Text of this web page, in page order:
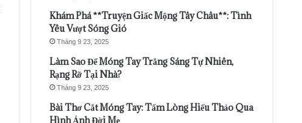
Khám Phá **Truyện Giấc Mộng Tây Châu**: Tình
Yêu Vượt Sóng Gió
Tháng 9 23, 2025
Làm Sao Để Móng Tay Trắng Sáng Tự Nhiên,
Rạng Rỡ Tại Nhà?
Tháng 9 23, 2025
Bài Thơ Cắt Móng Tay: Tấm Lòng Hiếu Thảo Qua
Hình Ảnh Đời Mẹ